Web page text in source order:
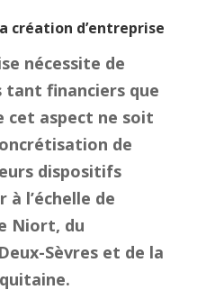
création d’entreprise
nécessite de
tant financiers que
cet aspect ne soit
de
dispositifs
à l’échelle de
Niort, du
Sèvres et de la